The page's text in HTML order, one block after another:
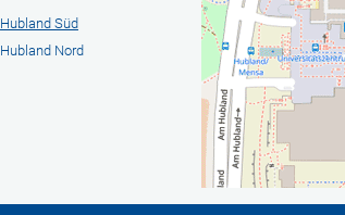
Hubland Süd
Hubland Nord